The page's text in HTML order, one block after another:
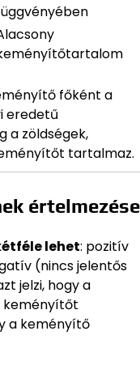
főként a
eredetű
a zöldségek,
tartalmaz.
értelmezése
lehet: pozitív
(nincs jelentős
jelzi, hogy a
keményítőt
a keményítő